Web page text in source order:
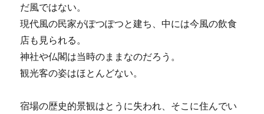
だ風ではない。
現代風の民家がぽつぽつと建ち、中には今風の飲食
店も見られる。
神社や仏閣は当時のままなのだろう。
観光客の姿はほとんどない。
宿場の歴史的景観はとうに失われ、そこに住んでい